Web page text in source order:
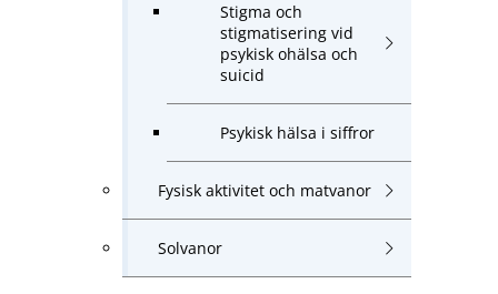
Stigma och
stigmatisering vid
psykisk ohälsa och
suicid
Psykisk hälsa i siffror
Fysisk aktivitet och matvanor
Solvanor